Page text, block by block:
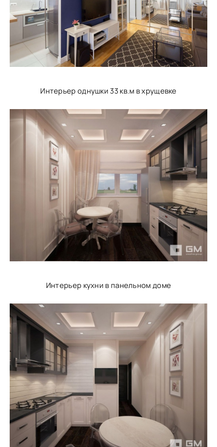
Интерьер однушки 33 кв.м в хрущевке
Интерьер кухни в панельном доме